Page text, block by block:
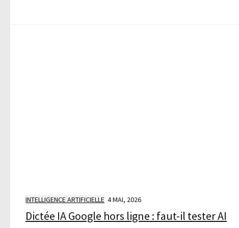
INTELLIGENCE ARTIFICIELLE 4 MAI, 2026
Dictée IA Google hors ligne : faut-il tester AI